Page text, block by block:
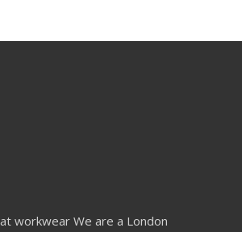
workwear We are a London